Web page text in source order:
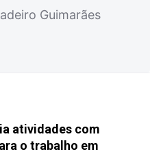
Guimarães
atividades com
o trabalho em